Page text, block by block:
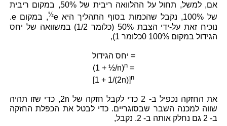
אם, למשל, תחול על ההלוואה ריבית של 50%, במקום ריבית
של 100%, נקבל שהכמות בסוף התהליך היא e
½
, במקום e.
נוכיח זאת על-ידי הצבת 50% (כלומר 1/2) במשוואה של יחס
הגידול במקום 100% 0כלומר 1),
יחס הגידול =
(1 + ½/n)n =
[1 + 1/(2n)]n
את החזקה נכפיל ב- 2 כדי לקבל חזקה של 2n, כדי שזו תהיה
שווה למכנה השבר שבסוגריים. כדי לבטל את הכפלת החזקה
ב- 2 גם נחלק אותה ב- 2. נקבל,